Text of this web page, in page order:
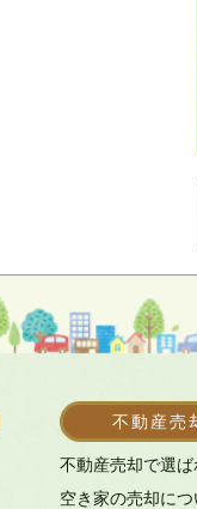
不動産売
不動産売却で選ば
空き家の売却につ